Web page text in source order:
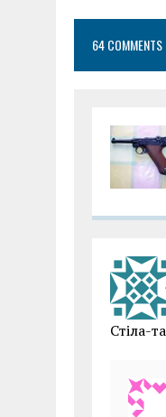
o
o
k
r
64 COMMENTS
Стіла-